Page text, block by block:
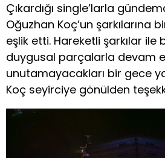
Çıkardığı single’larla
Oğuzhan Koç’un şarkılarına
eşlik etti. Hareketli şarkılar ile
duygusal parçalarla devam
unutamayacakları bir gece
Koç seyirciye gönülden